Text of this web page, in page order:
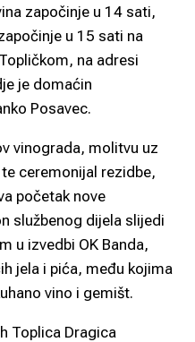
započinje u 14 sati,
u 15 sati na
na adresi
je domaćin
Posavec.
vinograda, molitvu uz
ceremonijal rezidbe,
početak nove
službenog dijela slijedi
u izvedbi OK Banda,
jela i pića, među kojima
vino i gemišt.
Toplica Dragica